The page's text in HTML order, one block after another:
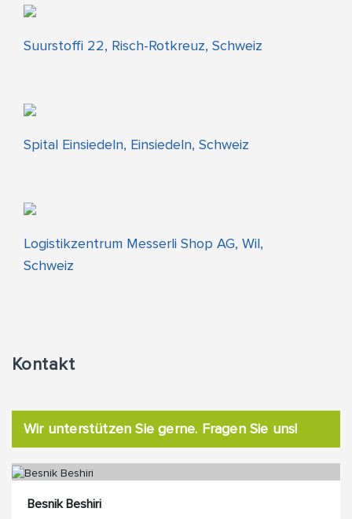
Suurstoffi 22, Risch-Rotkreuz, Schweiz
Spital Einsiedeln, Einsiedeln, Schweiz
Logistikzentrum Messerli Shop AG, Wil,
Schweiz
Kontakt
Wir unterstützen Sie gerne. Fragen Sie uns!
Besnik Beshiri